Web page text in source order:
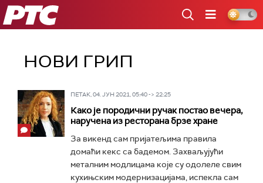
РТС
НОВИ ГРИП
ПЕТАК, 04. ЈУН 2021, 05:40 -> 22:25
Како је породични ручак постао вечера,
наручена из ресторана брзе хране
За викенд сам пријатељима правила
домаћи кекс са бадемом. Захваљујући
металним модлицама које су одолеле свим
кухињским модернизацијама, испекла сам